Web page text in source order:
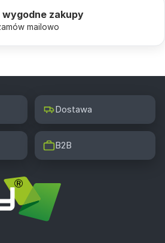
wygodne zakupy
mailowo
Dostawa
B2B